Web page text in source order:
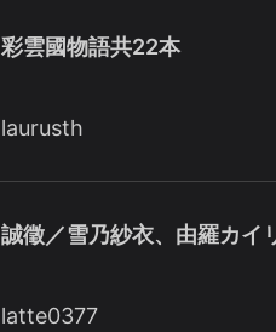
彩雲國物語共22本
laurusth
誠徵／雪乃紗衣、由羅カイ
latte0377